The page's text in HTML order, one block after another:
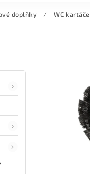
doplňky / WC kartáče